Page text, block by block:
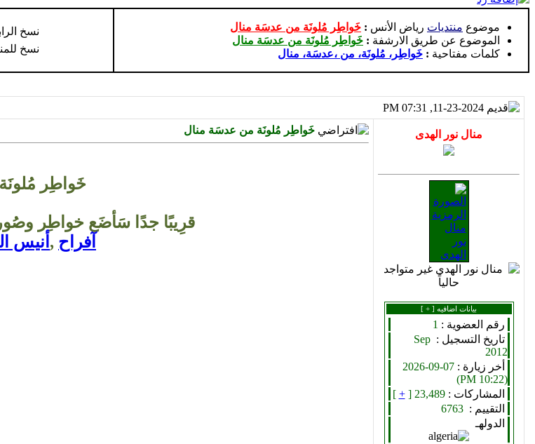
موضوع منتديات رياض الأنس : خَواطِر مُلونَة من عدسَة منال
الموضوع عن طريق الارشفة : خَواطِر مُلونَة من عدسَة منال
كلمات مفتاحية : خَواطِر، مُلونَة، من ،عدسَة، منال
نسخ
نسخ
بيانات اضافيه [ +
]
رقم العضوية : 1
تاريخ التسجيل :Sep
2012
أخر زيارة :
07-09-2026
(10:22 PM)
المشاركات : 23,489 [
+
]
التقييم :6763
الدولهـ
خَواطِر مُلونَة من عدسَة منال
خَواطِر
قرِيبًا جدًا سَأضَع خواطِر
آفراح , أنيس